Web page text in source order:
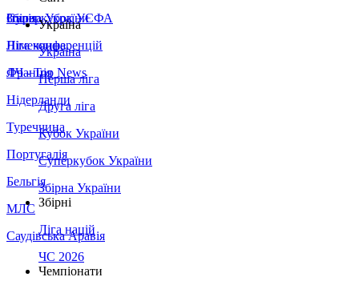
Збірна України
Італія
Німеччина
Франція
Нідерланди
Туреччина
Португалія
Бельгія
МЛС
Саудівська Аравія
Суперкубок УЄФА
Ліга конференцій
ЛЧ - Top News
Україна
Україна
Перша ліга
Друга ліга
Кубок України
Суперкубок України
Збірна України
Збірні
Ліга націй
ЧС 2026
Чемпіонати